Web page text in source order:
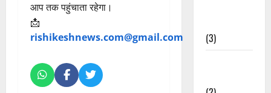
आप तक पहुंचाता रहेगा।
📩
rishikeshnews.com@gmail.com
(3)